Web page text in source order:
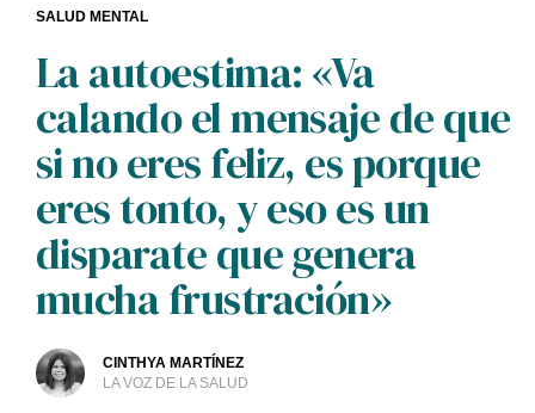
La autoestima: «Va
calando el mensaje de que
si no eres feliz, es porque
eres tonto, y eso es un
disparate que genera
mucha frustración»
CINTHYA MARTÍNEZ
LA VOZ DE LA SALUD
SALUD MENTAL